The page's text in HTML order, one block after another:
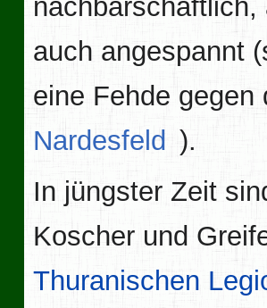
auch angespannt
eine Fehde gegen
Nardesfeld ).
In jüngster Zeit
Koscher und
Thuranischen